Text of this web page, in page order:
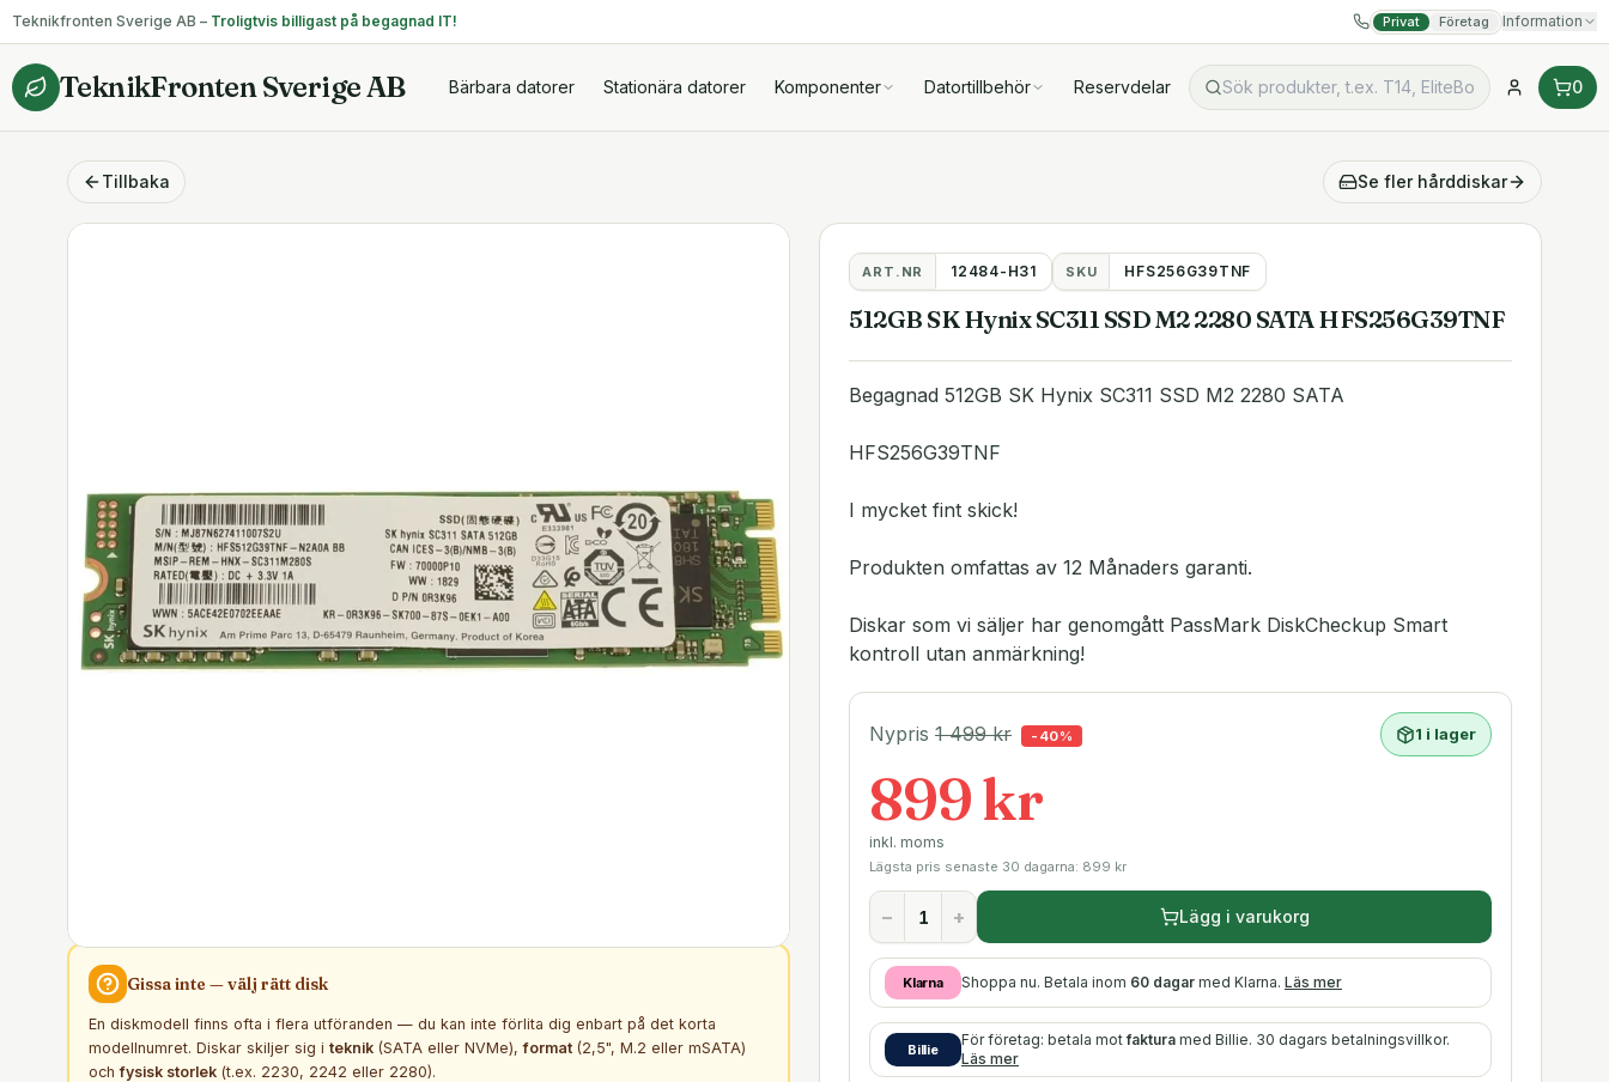
Teknikfronten Sverige AB – Troligtvis billigast på begagnad IT! Privat Företag Information
TeknikFronten Sverige AB Bärbara datorer Stationära datorer Komponenter Datortillbehör Reservdelar 0
Tillbaka Se fler hårddiskar
Gissa inte — välj rätt disk
En diskmodell finns ofta i flera utföranden — du kan inte förlita dig enbart på det korta
modellnumret. Diskar skiljer sig i teknik (SATA eller NVMe),format (2,5", M.2 eller mSATA)
ochfysisk storlek (t.ex. 2230, 2242 eller 2280).
ART.NR 12484-H31 SKU HFS256G39TNF
512GB SK Hynix SC311 SSD M2 2280 SATA HFS256G39TNF
Begagnad 512GB SK Hynix SC311 SSD M2 2280 SATA
HFS256G39TNF
I mycket fint skick!
Produkten omfattas av 12 Månaders garanti.
Diskar som vi säljer har genomgått PassMark DiskCheckup Smart
kontroll utan anmärkning!
Nypris 1 499kr - 40% 1 i lager
899 kr
inkl. moms
Lägsta pris senaste 30 dagarna: 899 kr
− + Lägg i varukorg
Klarna Shoppa nu. Betala inom 60 dagar med Klarna. Läs mer
Billie
För företag: betala motfaktura med Billie. 30 dagars betalningsvillkor.
Läs mer